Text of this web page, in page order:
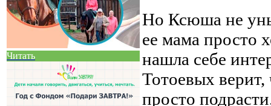
Читать
Но Ксюша не
ее мама просто
нашла себе
Тотоевых верит,
просто